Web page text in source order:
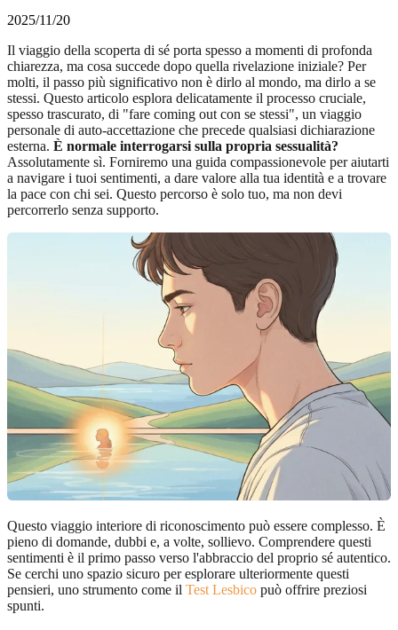
2025/11/20
Il viaggio della scoperta di sé porta spesso a momenti di profonda
chiarezza, ma cosa succede dopo quella rivelazione iniziale? Per
molti, il passo più significativo non è dirlo al mondo, ma dirlo a se
stessi. Questo articolo esplora delicatamente il processo cruciale,
spesso trascurato, di "fare coming out con se stessi", un viaggio
personale di auto-accettazione che precede qualsiasi dichiarazione
esterna. È normale interrogarsi sulla propria sessualità?
Assolutamente sì. Forniremo una guida compassionevole per aiutarti
a navigare i tuoi sentimenti, a dare valore alla tua identità e a trovare
la pace con chi sei. Questo percorso è solo tuo, ma non devi
percorrerlo senza supporto.
Questo viaggio interiore di riconoscimento può essere complesso. È
pieno di domande, dubbi e, a volte, sollievo. Comprendere questi
sentimenti è il primo passo verso l'abbraccio del proprio sé autentico.
Se cerchi uno spazio sicuro per esplorare ulteriormente questi
pensieri, uno strumento come il Test Lesbico può offrire preziosi
spunti.